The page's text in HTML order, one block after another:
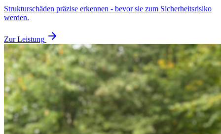
Strukturschäden präzise erkennen - bevor sie zum Sicherheitsrisiko
werden.
Zur Leistung